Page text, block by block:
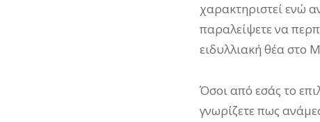
χαρακτηριστεί ενώ
παραλείψετε να
ειδυλλιακή θέα στο
Όσοι από εσάς το
γνωρίζετε πως